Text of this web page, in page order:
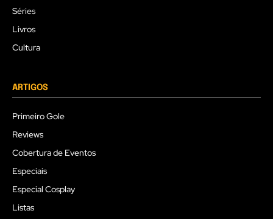
Séries
Livros
Cultura
ARTIGOS
Primeiro Gole
Reviews
Cobertura de Eventos
Especiais
Especial Cosplay
Listas